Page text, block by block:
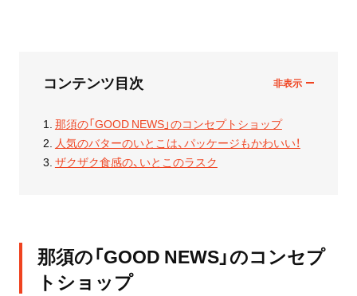
コンテンツ目次
那須の「GOOD NEWS」のコンセプトショップ
人気のバターのいとこは、パッケージもかわいい！
ザクザク食感の、いとこのラスク
那須の「GOOD NEWS」のコンセプ
トショップ